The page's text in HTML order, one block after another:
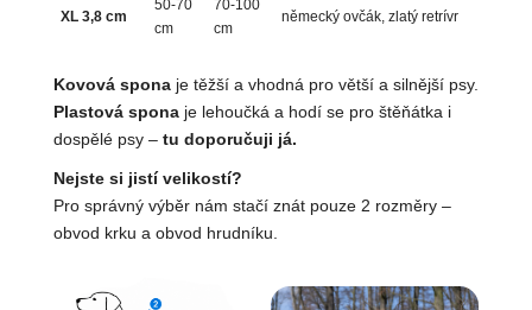
XL 3,8 cm
50-70
cm
70-100
cm
německý ovčák, zlatý retrívr
Kovová spona je těžší a vhodná pro větší a silnější psy.
Plastová spona je lehoučká a hodí se pro štěňátka i
dospělé psy – tu doporučuji já.
Nejste si jistí velikostí?
Pro správný výběr nám stačí znát pouze 2 rozměry –
obvod krku a obvod hrudníku.